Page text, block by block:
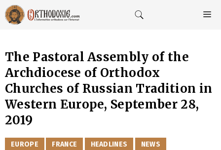
Aller
au
contenu
The Pastoral Assembly of the
Archdiocese of Orthodox
Churches of Russian Tradition in
Western Europe, September 28,
2019
CATÉGORIES
EUROPE FRANCE HEADLINES NEWS